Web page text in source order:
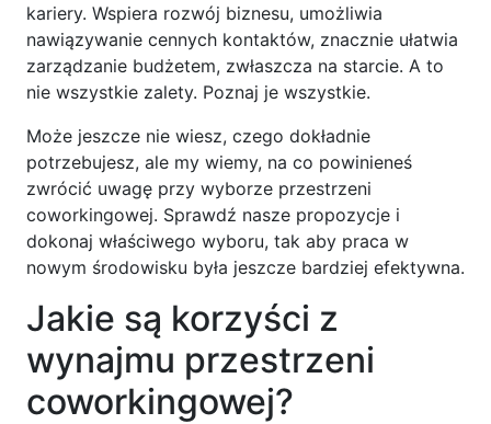
kariery. Wspiera rozwój biznesu, umożliwia
nawiązywanie cennych kontaktów, znacznie ułatwia
zarządzanie budżetem, zwłaszcza na starcie. A to
nie wszystkie zalety. Poznaj je wszystkie.
Może jeszcze nie wiesz, czego dokładnie
potrzebujesz, ale my wiemy, na co powinieneś
zwrócić uwagę przy wyborze przestrzeni
coworkingowej. Sprawdź nasze propozycje i
dokonaj właściwego wyboru, tak aby praca w
nowym środowisku była jeszcze bardziej efektywna.
Jakie są korzyści z
wynajmu przestrzeni
coworkingowej?